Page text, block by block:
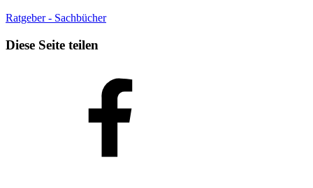
Ratgeber - Sachbücher
Diese Seite teilen